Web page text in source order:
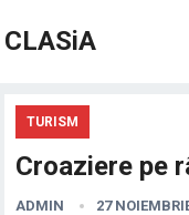
CLASiA
TURISM
Croaziere pe
ADMIN 27